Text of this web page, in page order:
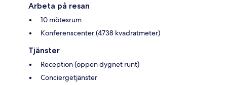
Arbeta på resan
10 mötesrum
Konferenscenter (4738 kvadratmeter)
Tjänster
Reception (öppen dygnet runt)
Conciergetjänster